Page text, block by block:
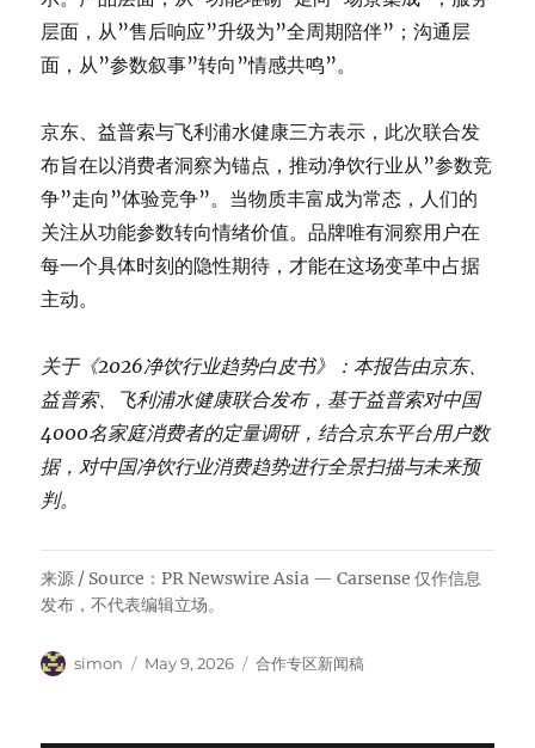
层面，从”售后响应”升级为”全周期陪伴”；沟通层
面，从”参数叙事”转向”情感共鸣”。
京东、益普索与飞利浦水健康三方表示，此次联合发
布旨在以消费者洞察为锚点，推动净饮行业从”参数竞
争”走向”体验竞争”。当物质丰富成为常态，人们的
关注从功能参数转向情绪价值。品牌唯有洞察用户在
每一个具体时刻的隐性期待，才能在这场变革中占据
主动。
关于《2026净饮行业趋势白皮书》：本报告由京东、
益普索、飞利浦水健康联合发布，基于益普索对中国
4000名家庭消费者的定量调研，结合京东平台用户数
据，对中国净饮行业消费趋势进行全景扫描与未来预
判。
来源 / Source：PR Newswire Asia — Carsense 仅作信息
发布，不代表编辑立场。
Author
simon
Posted
May 9, 2026 Categories
合作专区新闻稿